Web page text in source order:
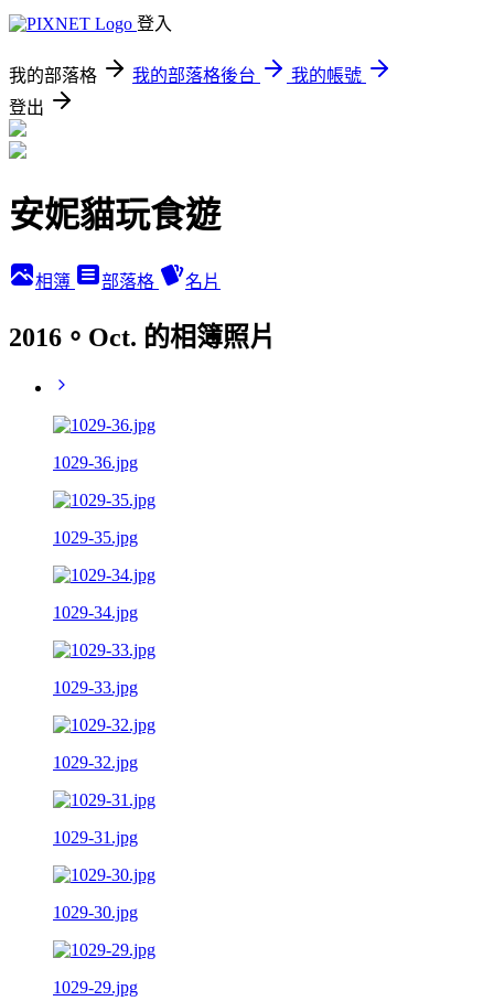
登入
我的部落格 我的部落格後台
我的帳號
登出
安妮貓玩食遊
相簿 部落格 名片
2016。Oct. 的相簿照片
1029-36.jpg
1029-35.jpg
1029-34.jpg
1029-33.jpg
1029-32.jpg
1029-31.jpg
1029-30.jpg
1029-29.jpg